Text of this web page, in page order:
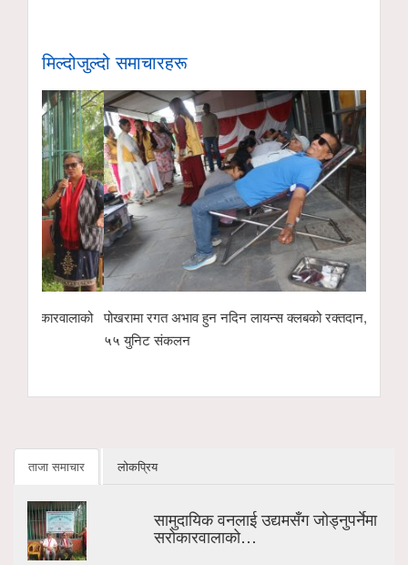
मिल्दोजुल्दो समाचारहरू
पोखरामा रगत अभाव हुन नदिन लायन्स क्लबको रक्तदान,
५५ युनिट संकलन
गीताञ्जली साहित्य
ताजा समाचार लोकप्रिय
सामुदायिक वनलाई उद्यमसँग जोड्नुपर्नेमा
सरोकारवालाको…